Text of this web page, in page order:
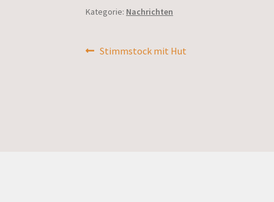
Kategorie: Nachrichten
Beitragsnavigation
Vorheriger
Stimmstock mit Hut